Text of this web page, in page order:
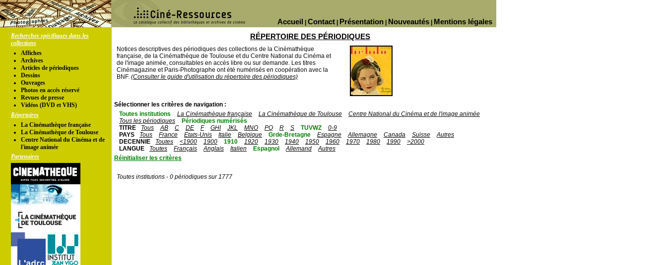
Mentions légales
Nouveautés
Présentation
Contact
Accueil
Recherches spécifiques dans les
collections
Affiches
Archives
Articles de périodiques
Dessins
Ouvrages
Photos en accés réservé
Revues de presse
Vidéos (DVD et VHS)
Répertoires
La Cinémathèque française
La Cinémathèque de Toulouse
Centre National du Cinéma et de
l'image animée
Partenaires
RÉPERTOIRE DES PÉRIODIQUES
Notices descriptives des périodiques des collections de la Cinémathèque
française, de la Cinémathèque de Toulouse et du Centre National du Cinéma et
de l'image animée, consultables en accès libre ou sur demande. Les titres
Cinémagazine et Paris-Photographe ont été numérisés en coopération avec la
BNF. (Consulter le guide d'utilisation du répertoire des périodiques)
Sélectionner les critères de navigation :
Toutes institutions
La Cinémathèque française La Cinémathèque de Toulouse
Centre National du Cinéma et de l'image animée
Tous les périodiques
Périodiques numérisés
TITRE
Tous AB C DE F GHI JKL MNO PQ R S TUVWZ
0-9
PAYS
Tous France Etats-Unis Italie Belgique Grde-Bretagne Espagne Allemagne Canada Suisse
Autres
DECENNIE
Toutes <1900 1900 1910 1920 1930 1940 1950 1960 1970 1980 1990
>2000
LANGUE
Toutes Français Anglais Italien Espagnol Allemand
Autres
Réinitialiser les critères
Toutes institutions - 0 périodiques sur 1777